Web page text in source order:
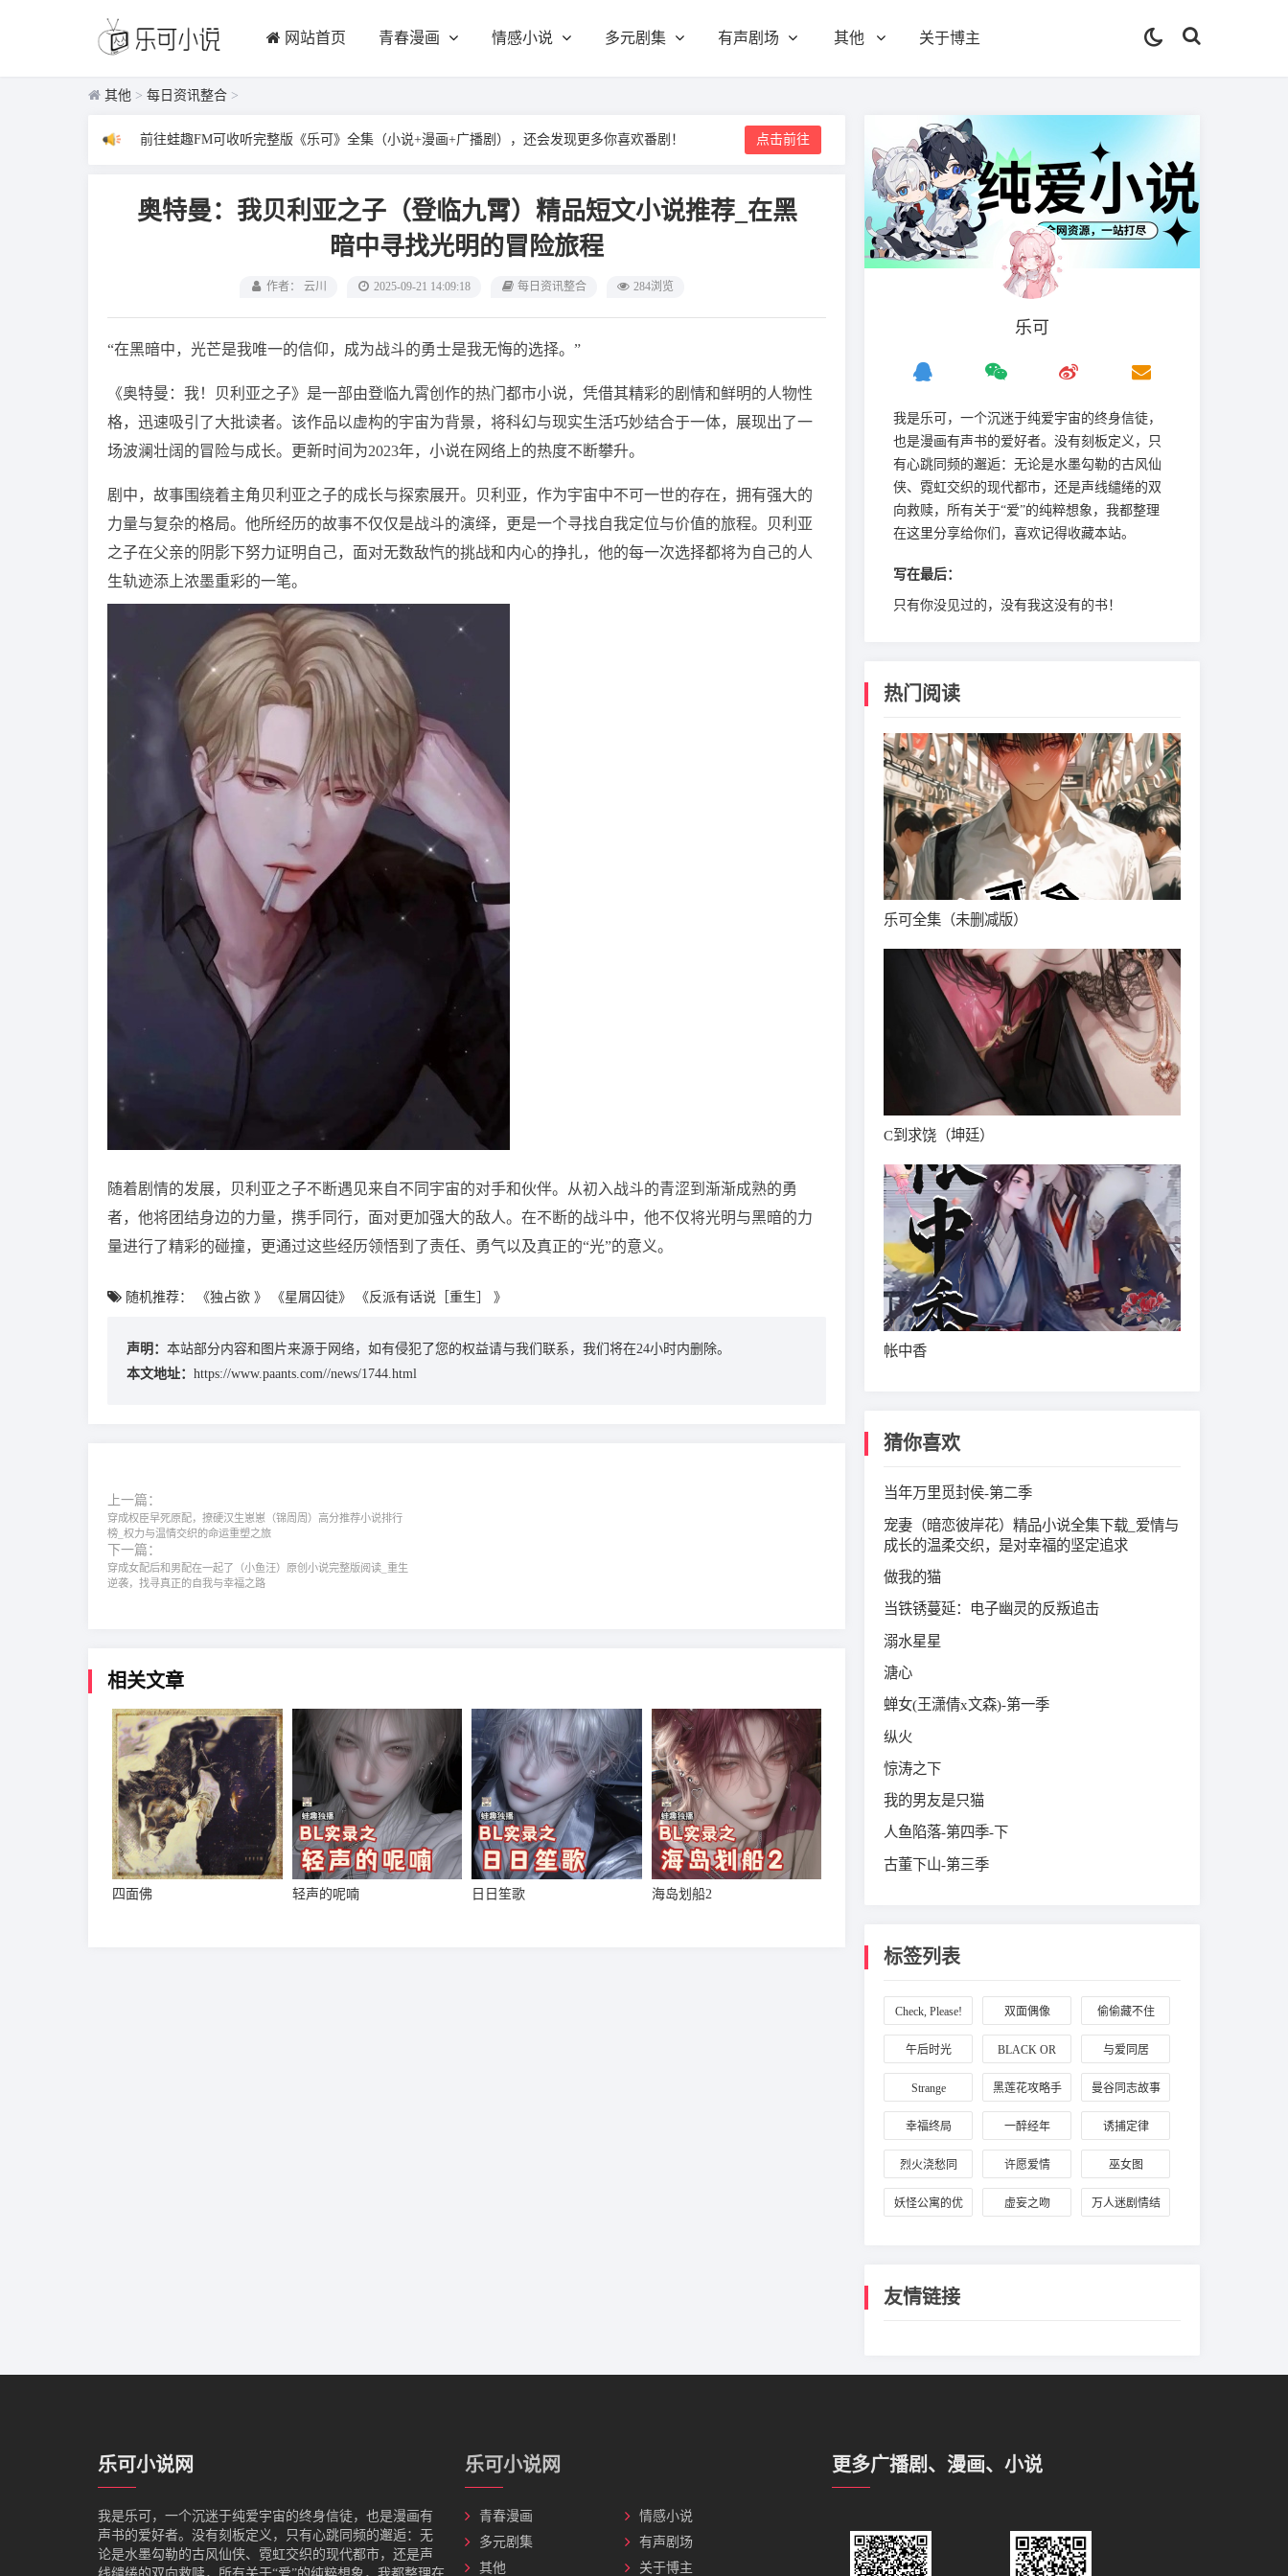
网站首页 青春漫画 情感小说 多元剧集 有声剧场 其他 关于博主
其他 > 每日资讯整合 >
前往蛙趣FM可收听完整版《乐可》全集（小说+漫画+广播剧），还会发现更多你喜欢番剧！ 点击前往
奥特曼：我贝利亚之子（登临九霄）精品短文小说推荐_在黑
暗中寻找光明的冒险旅程
作者： 云川 2025-09-21 14:09:18 每日资讯整合 284浏览
“在黑暗中，光芒是我唯一的信仰，成为战斗的勇士是我无悔的选择。”
《奥特曼：我！贝利亚之子》是一部由登临九霄创作的热门都市小说，凭借其精彩的剧情和鲜明的人物性
格，迅速吸引了大批读者。该作品以虚构的宇宙为背景，将科幻与现实生活巧妙结合于一体，展现出了一
场波澜壮阔的冒险与成长。更新时间为2023年，小说在网络上的热度不断攀升。
剧中，故事围绕着主角贝利亚之子的成长与探索展开。贝利亚，作为宇宙中不可一世的存在，拥有强大的
力量与复杂的格局。他所经历的故事不仅仅是战斗的演绎，更是一个寻找自我定位与价值的旅程。贝利亚
之子在父亲的阴影下努力证明自己，面对无数敌忾的挑战和内心的挣扎，他的每一次选择都将为自己的人
生轨迹添上浓墨重彩的一笔。
随着剧情的发展，贝利亚之子不断遇见来自不同宇宙的对手和伙伴。从初入战斗的青涩到渐渐成熟的勇
者，他将团结身边的力量，携手同行，面对更加强大的敌人。在不断的战斗中，他不仅将光明与黑暗的力
量进行了精彩的碰撞，更通过这些经历领悟到了责任、勇气以及真正的“光”的意义。
随机推荐： 《独占欲 》 《星屑囚徒》 《反派有话说［重生］ 》
声明： 本站部分内容和图片来源于网络，如有侵犯了您的权益请与我们联系，我们将在24小时内删除。
本文地址： https://www.paants.com//news/1744.html
上一篇：
穿成权臣早死原配，撩硬汉生崽崽（锦周周）高分推荐小说排行
榜_权力与温情交织的命运重塑之旅
下一篇：
穿成女配后和男配在一起了（小鱼汪）原创小说完整版阅读_重生
逆袭，找寻真正的自我与幸福之路
相关文章
四面佛 轻声的呢喃 日日笙歌 海岛划船2
乐可
我是‌乐可，一个沉迷于纯爱宇宙的终身信徒，
也是漫画有声书的爱好者。没有刻板定义，只
有心跳同频的邂逅：无论是水墨勾勒的古风仙
侠、霓虹交织的现代都市，还是声线缱绻的双
向救赎，所有关于“爱”的纯粹想象，我都整理
在这里分享给你们，喜欢记得收藏本站。
写在最后：
只有你没见过的，没有我这没有的书！
热门阅读
乐可全集（未删减版）
C到求饶（坤廷）
帐中香
猜你喜欢
当年万里觅封侯-第二季
宠妻（暗恋彼岸花）精品小说全集下载_爱情与
成长的温柔交织，是对幸福的坚定追求
做我的猫
当铁锈蔓延：电子幽灵的反叛追击
溺水星星
溏心
蝉女(王潇倩x文森)-第一季
纵火
惊涛之下
我的男友是只猫
人鱼陷落-第四季-下
古董下山-第三季
标签列表
Check, Please! 双面偶像 偷偷藏不住
午后时光 BLACK OR
WHITE
与爱同居
Strange
Academy
黑莲花攻略手
册
曼谷同志故事
幸福终局 一醉经年 诱捕定律
烈火浇愁同
人：宣玑与盛
许愿爱情 巫女图
妖怪公寓的优 虚妄之吻 万人迷剧情结
友情链接
乐可小说网
我是‌乐可，一个沉迷于纯爱宇宙的终身信徒，也是漫画有
声书的爱好者。没有刻板定义，只有心跳同频的邂逅：无
论是水墨勾勒的古风仙侠、霓虹交织的现代都市，还是声
乐可小说网
青春漫画
情感小说
多元剧集
有声剧场
其他
关于博主
更多广播剧、漫画、小说